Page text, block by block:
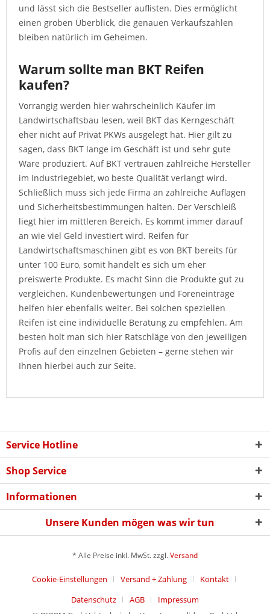
und lässt sich die Bestseller auflisten. Dies ermöglicht
einen groben Überblick, die genauen Verkaufszahlen
bleiben natürlich im Geheimen.
Warum sollte man BKT Reifen
kaufen?
Vorrangig werden hier wahrscheinlich Käufer im
Landwirtschaftsbau lesen, weil BKT das Kerngeschäft
eher nicht auf Privat PKWs ausgelegt hat. Hier gilt zu
sagen, dass BKT lange im Geschäft ist und sehr gute
Ware produziert. Auf BKT vertrauen zahlreiche Hersteller
im Industriegebiet, wo beste Qualität verlangt wird.
Schließlich muss sich jede Firma an zahlreiche Auflagen
und Sicherheitsbestimmungen halten. Der Verschleiß
liegt hier im mittleren Bereich. Es kommt immer darauf
an wie viel Geld investiert wird. Reifen für
Landwirtschaftsmaschinen gibt es von BKT bereits für
unter 100 Euro, somit handelt es sich um eher
preiswerte Produkte. Es macht Sinn die Produkte gut zu
vergleichen. Kundenbewertungen und Foreneinträge
helfen hier ebenfalls weiter. Bei solchen speziellen
Reifen ist eine individuelle Beratung zu empfehlen. Am
besten holt man sich hier Ratschläge von den jeweiligen
Profis auf den einzelnen Gebieten – gerne stehen wir
Ihnen hierbei auch zur Seite.
Service Hotline
Shop Service
Informationen
Unsere Kunden mögen was wir tun
* Alle Preise inkl. MwSt. zzgl.Versand
Cookie-Einstellungen Versand + Zahlung
Kontakt
Datenschutz
AGB
Impressum